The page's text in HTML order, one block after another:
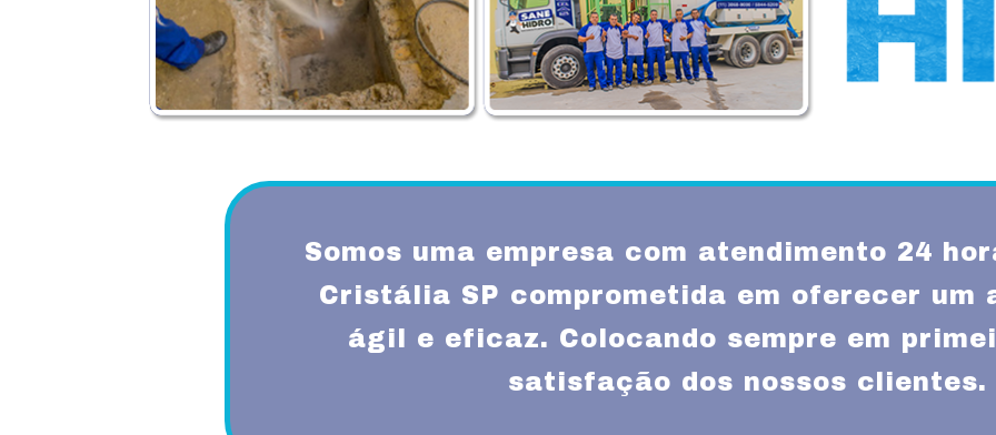
Somos uma empresa com atendimento 24
Cristália SP comprometida em oferecer um
ágil e eficaz. Colocando sempre em
satisfação dos nossos clientes.